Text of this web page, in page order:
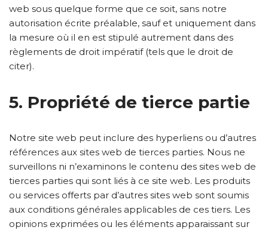
web sous quelque forme que ce soit, sans notre
autorisation écrite préalable, sauf et uniquement dans
la mesure où il en est stipulé autrement dans des
règlements de droit impératif (tels que le droit de
citer).
5. Propriété de tierce partie
Notre site web peut inclure des hyperliens ou d’autres
références aux sites web de tierces parties. Nous ne
surveillons ni n’examinons le contenu des sites web de
tierces parties qui sont liés à ce site web. Les produits
ou services offerts par d’autres sites web sont soumis
aux conditions générales applicables de ces tiers. Les
opinions exprimées ou les éléments apparaissant sur